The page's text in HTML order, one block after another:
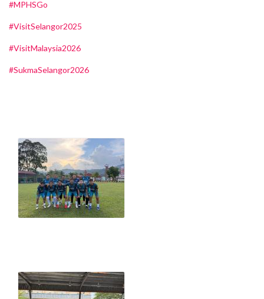
#MPHSGo
#VisitSelangor2025
#VisitMalaysia2026
#SukmaSelangor2026